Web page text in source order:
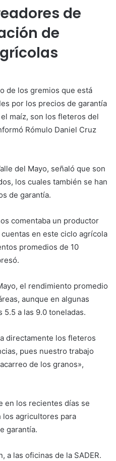
de
de
de los gremios que está
por los precios de garantía
maíz, son los fleteros del
Rómulo Daniel Cruz
del Mayo, señaló que son
los cuales también se han
de garantía.
comentaba un productor
en este ciclo agrícola
promedios de 10
el rendimiento promedio
aunque en algunas
5.5 a las 9.0 toneladas.
directamente los fleteros
pues nuestro trabajo
de los granos»,
en los recientes días se
los agricultores para
garantía.
a las oficinas de la SADER.